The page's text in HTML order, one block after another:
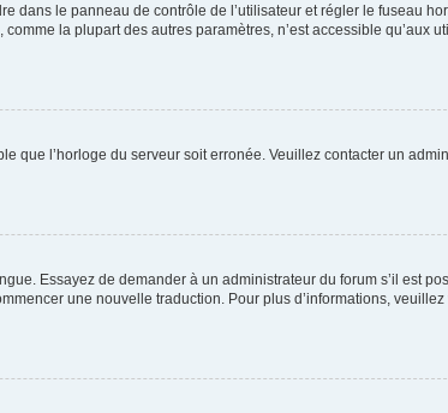
dans le panneau de contrôle de l’utilisateur et régler le fuseau
la plupart des autres paramètres, n’est accessible qu’aux
que l’horloge du serveur soit erronée. Veuillez contacter un
Essayez de demander à un administrateur du forum s’il est
une nouvelle traduction. Pour plus d’informations,